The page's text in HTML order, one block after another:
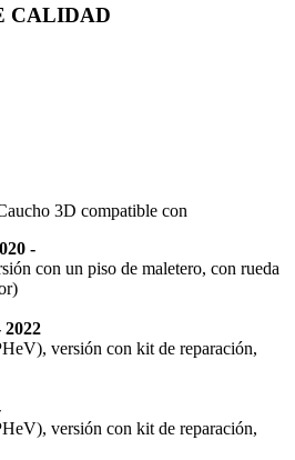
CALIDAD
3D compatible con
-
con un piso de maletero, con rueda
versión con kit de reparación,
versión con kit de reparación,